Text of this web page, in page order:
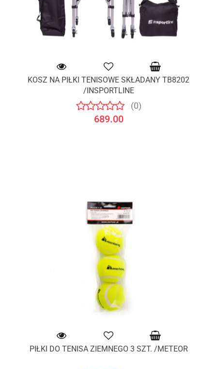
KOSZ NA PIŁKI TENISOWE SKŁADANY TB8202
/INSPORTLINE
(0)
689.00
PIŁKI DO TENISA ZIEMNEGO 3 SZT. /METEOR